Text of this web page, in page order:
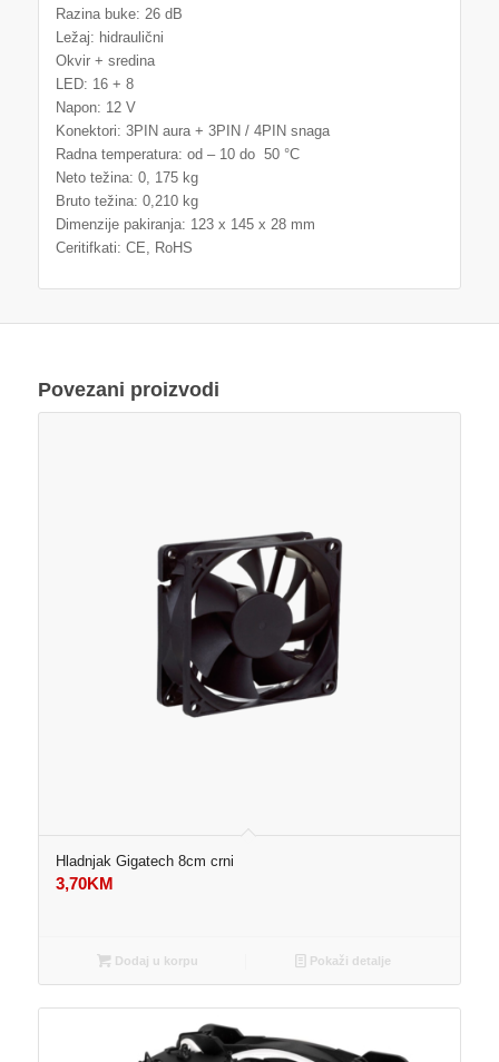
Razina buke: 26 dB
Ležaj: hidraulični
Okvir + sredina
LED: 16 + 8
Napon: 12 V
Konektori: 3PIN aura + 3PIN / 4PIN snaga
Radna temperatura: od – 10 do 50 °C
Neto težina: 0, 175 kg
Bruto težina: 0,210 kg
Dimenzije pakiranja: 123 x 145 x 28 mm
Ceritifkati: CE, RoHS
Povezani proizvodi
Hladnjak Gigatech 8cm crni
3,70KM
Dodaj u korpu Pokaži detalje